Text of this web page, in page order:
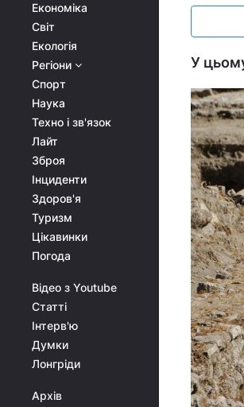
Економіка
Світ
Екологія
Регіони
Спорт
Наука
Техно і зв'язок
Лайт
Зброя
Інциденти
Здоров'я
Туризм
Цікавинки
Погода
Відео з Youtube
Статті
Інтерв'ю
Думки
Лонгріди
Архів
У